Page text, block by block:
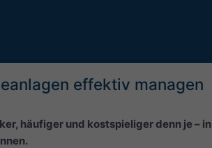
effektiv managen
häufiger und kostspieliger denn je –